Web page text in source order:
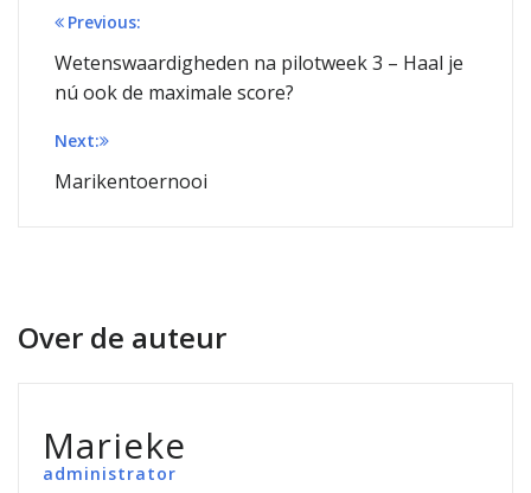
Bericht
navigatie
Previous:
Wetenswaardigheden na pilotweek 3 – Haal je
nú ook de maximale score?
Next:
Marikentoernooi
Over de auteur
Marieke
administrator